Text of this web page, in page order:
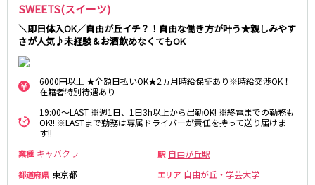
SWEETS(スイーツ)
＼即日体入OK／自由が丘イチ？！自由な働き方が叶う★親しみやす
さが人気♪未経験＆お酒飲めなくてもOK
6000円以上 ★全額日払いOK★2ヵ月時給保証あり※時給交渉OK！
在籍者特別待遇あり
19:00～LAST ※週1日、1日3h以上から出勤OK! ※終電までの勤務も
OK!! ※LASTまで勤務は専属ドライバーが責任を持って送り届けま
す!!
業種 キャバクラ 駅 自由が丘駅
都道府県 東京都 エリア 自由が丘・学芸大学
押上〈スカイツリー前〉駅
竹ノ塚駅
浅草駅
伊勢崎駅
羽生駅
加須駅
花崎駅
南羽生駅
茂林寺前駅
牛田駅
越谷駅
五反野駅